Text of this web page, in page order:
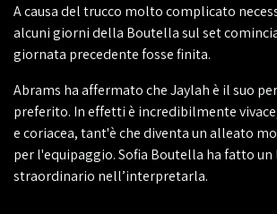
A causa del trucco molto complicato
alcuni giorni della Boutella sul set
giornata precedente fosse finita.
Abrams ha affermato che Jaylah è il suo
preferito. In effetti è incredibilmente
e coriacea, tant'è che diventa un alleato
per l'equipaggio. Sofia Boutella ha fatto un
straordinario nell’interpretarla.